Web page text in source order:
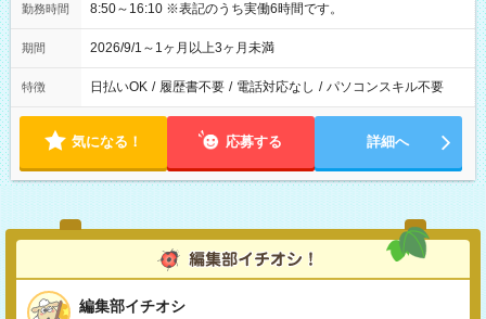
勤務時間 8:50～16:10 ※表記のうち実働6時間です。
期間 2026/9/1～1ヶ月以上3ヶ月未満
特徴 日払いOK / 履歴書不要 / 電話対応なし / パソコンスキル不要
気になる！ 応募する 詳細へ
編集部イチオシ